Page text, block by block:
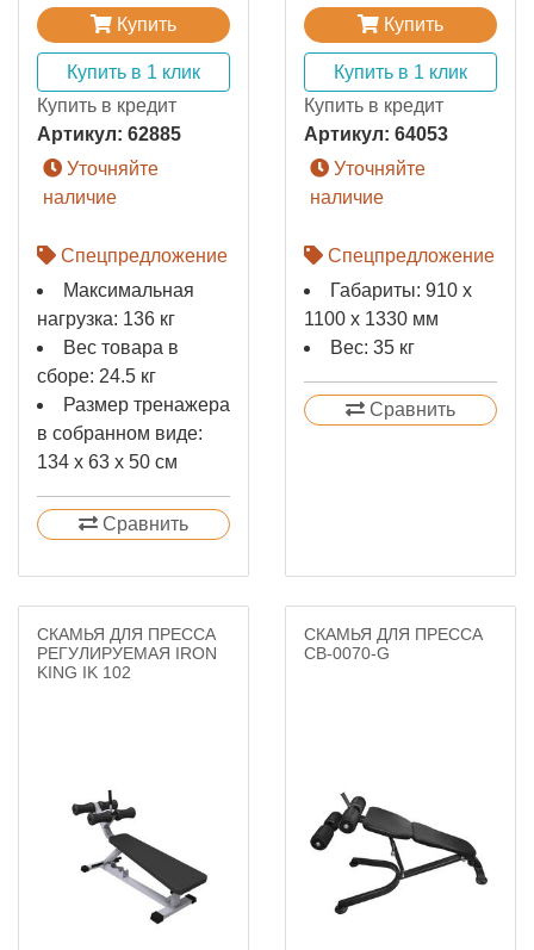
Купить
Купить в 1 клик
Купить в кредит
Артикул: 62885
Уточняйте
наличие
Спецпредложение
Максимальная
нагрузка: 136 кг
Вес товара в
сборе: 24.5 кг
Размер тренажера
в собранном виде:
134 х 63 х 50 см
Сравнить
Купить
Купить в 1 клик
Купить в кредит
Артикул: 64053
Уточняйте
наличие
Спецпредложение
Габариты: 910 x
1100 x 1330 мм
Вес: 35 кг
Сравнить
СКАМЬЯ ДЛЯ ПРЕССА
РЕГУЛИРУЕМАЯ IRON
KING IK 102
СКАМЬЯ ДЛЯ ПРЕССА
СВ-0070-G